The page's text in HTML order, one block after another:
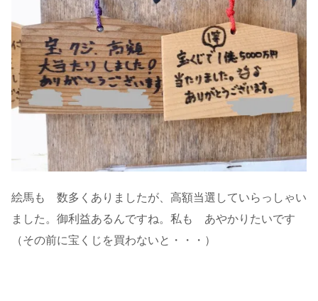
絵馬も 数多くありましたが、高額当選していらっしゃい
ました。御利益あるんですね。私も あやかりたいです
（その前に宝くじを買わないと・・・）